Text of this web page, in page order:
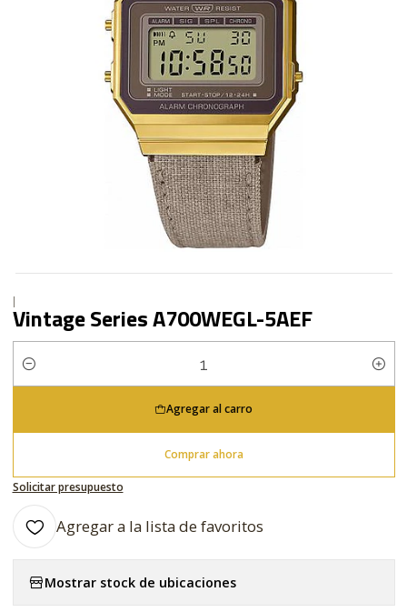
|
Vintage Series A700WEGL-5AEF
Cantidad
Agregar al carro
Comprar ahora
Solicitar presupuesto
Agregar a la lista de favoritos
Mostrar stock de ubicaciones